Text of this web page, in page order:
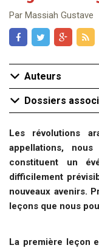
CONTACT
Par Massiah Gustave
Auteurs
Dossiers
Les révolutions
appellations,
constituent un
difficilement
nouveaux avenirs.
leçons que nous
La première leçon